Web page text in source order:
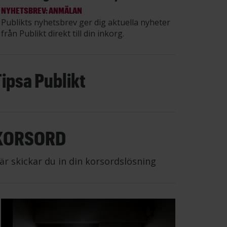
NYHETSBREV: ANMÄLAN
Publikts nyhetsbrev ger dig aktuella nyheter
från Publikt direkt till din inkorg.
Publikt
skickar du in din korsordslösning